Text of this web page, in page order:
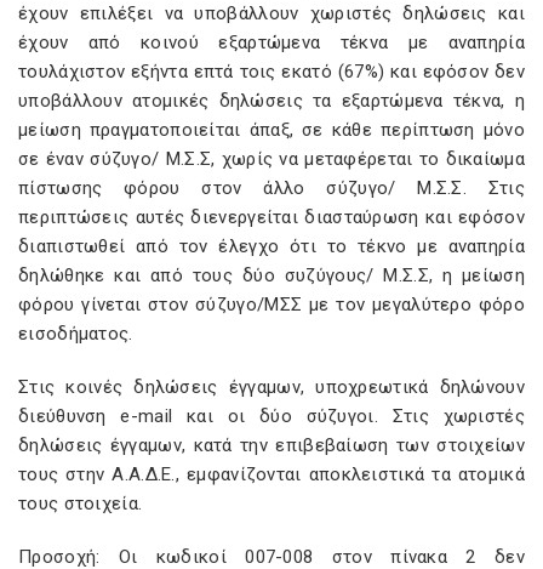
έχουν επιλέξει να υποβάλλουν χωριστές δηλώσεις και
έχουν από κοινού εξαρτώμενα τέκνα με αναπηρία
τουλάχιστον εξήντα επτά τοις εκατό (67%) και εφόσον δεν
υποβάλλουν ατομικές δηλώσεις τα εξαρτώμενα τέκνα, η
μείωση πραγματοποιείται άπαξ, σε κάθε περίπτωση μόνο
σε έναν σύζυγο/ Μ.Σ.Σ, χωρίς να μεταφέρεται το δικαίωμα
πίστωσης φόρου στον άλλο σύζυγο/ Μ.Σ.Σ. Στις
περιπτώσεις αυτές διενεργείται διασταύρωση και εφόσον
διαπιστωθεί από τον έλεγχο ότι το τέκνο με αναπηρία
δηλώθηκε και από τους δύο συζύγους/ Μ.Σ.Σ, η μείωση
φόρου γίνεται στον σύζυγο/ΜΣΣ με τον μεγαλύτερο φόρο
εισοδήματος.
Στις κοινές δηλώσεις έγγαμων, υποχρεωτικά δηλώνουν
διεύθυνση e-mail και οι δύο σύζυγοι. Στις χωριστές
δηλώσεις έγγαμων, κατά την επιβεβαίωση των στοιχείων
τους στην Α.Α.Δ.Ε., εμφανίζονται αποκλειστικά τα ατομικά
τους στοιχεία.
Προσοχή: Οι κωδικοί 007-008 στον πίνακα 2 δεν